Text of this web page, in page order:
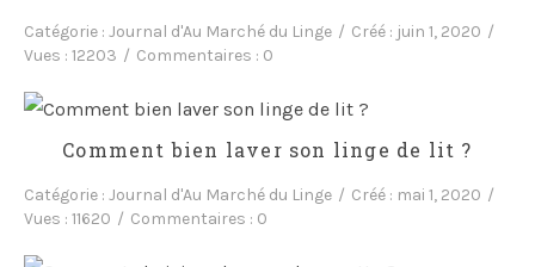
Catégorie : Journal d'Au Marché du Linge Créé : juin 1, 2020
Vues : 12203 Commentaires : 0
Comment bien laver son linge de lit ?
Catégorie : Journal d'Au Marché du Linge Créé : mai 1, 2020
Vues : 11620 Commentaires : 0